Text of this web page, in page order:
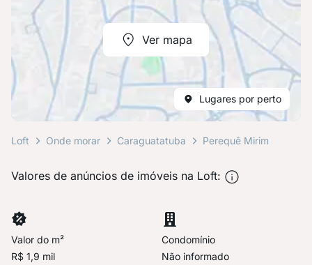
Ver mapa
Lugares por perto
Loft Onde morar Caraguatatuba Perequê Mirim
Valores de anúncios de imóveis na Loft:
Valor do m²
R$ 1,9 mil
Condomínio
Não informado